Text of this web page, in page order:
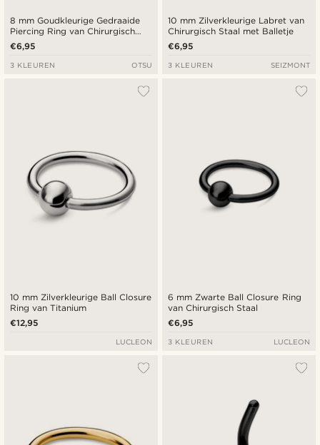
8 mm Goudkleurige Gedraaide
Piercing Ring van Chirurgisch
Staal
€6,95
3 KLEUREN OTSU
10 mm Zilverkleurige Labret van
Chirurgisch Staal met Balletje
€6,95
3 KLEUREN SEIZMONT
10 mm Zilverkleurige Ball Closure
Ring van Titanium
€12,95
LUCLEON
6 mm Zwarte Ball Closure Ring
van Chirurgisch Staal
€6,95
3 KLEUREN LUCLEON